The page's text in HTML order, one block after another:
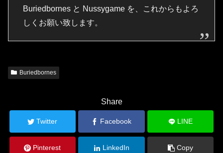
Buriedbornes と Nussygame を、これからもよろ
しくお願い致します。
Buriedbornes
Share
Twitter Facebook LINE
Pinterest LinkedIn Copy